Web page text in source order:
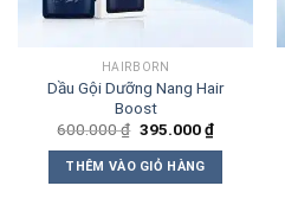
HAIRBORN
Dầu Gội Dưỡng Nang Hair
Boost
600.000₫ Giá
là:
600.000 ₫.
395.000₫Giá
hiện
395.000 ₫.
THÊM VÀO GIỎ HÀNG